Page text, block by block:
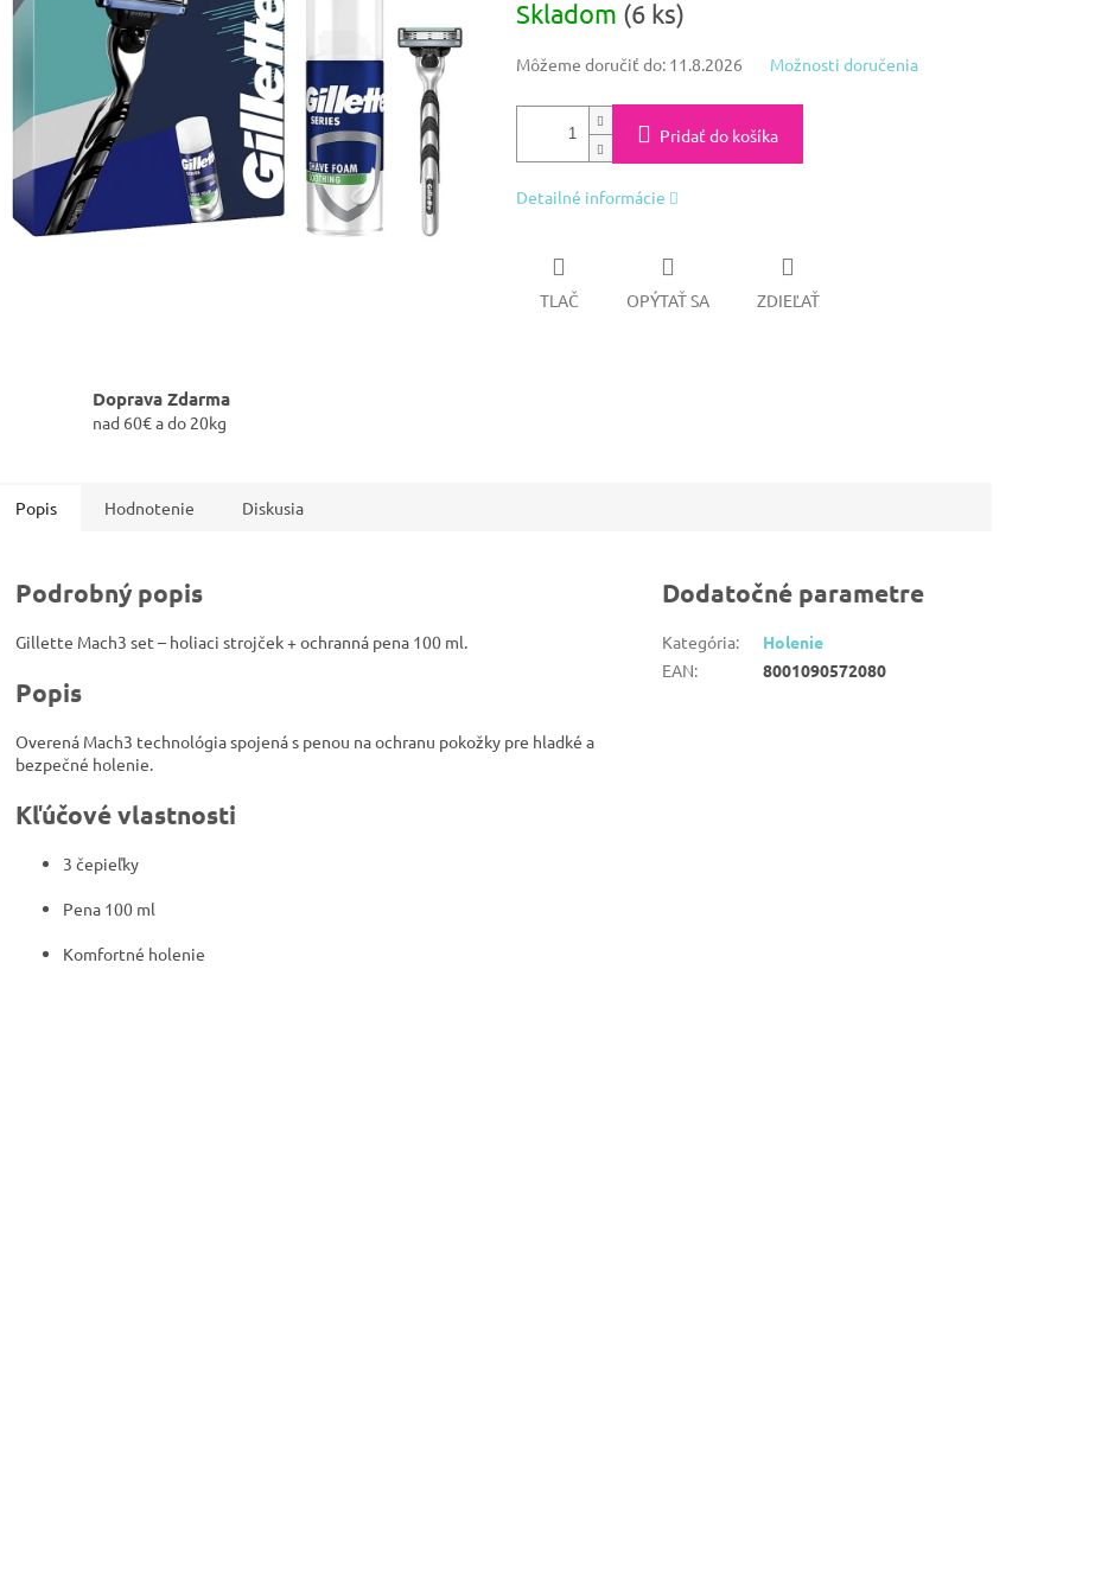
hviezdičiek.
cena:
Skladom (6 ks)
Môžeme doručiť do: 11.8.2026 Možnosti doručenia
Pridať do košíka
Detailné informácie
TLAČ OPÝTAŤ SA ZDIEĽAŤ
Doprava Zdarma
nad 60€ a do 20kg
Popis Hodnotenie Diskusia
Podrobný popis
Gillette Mach3 set – holiaci strojček + ochranná pena 100 ml.
Popis
Overená Mach3 technológia spojená s penou na ochranu pokožky pre hladké a
bezpečné holenie.
Kľúčové vlastnosti
3 čepieľky
Pena 100 ml
Komfortné holenie
Dodatočné parametre
Kategória:
Holenie
EAN: 8001090572080